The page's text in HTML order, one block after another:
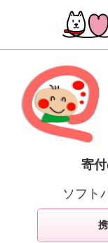
寄
ソフト